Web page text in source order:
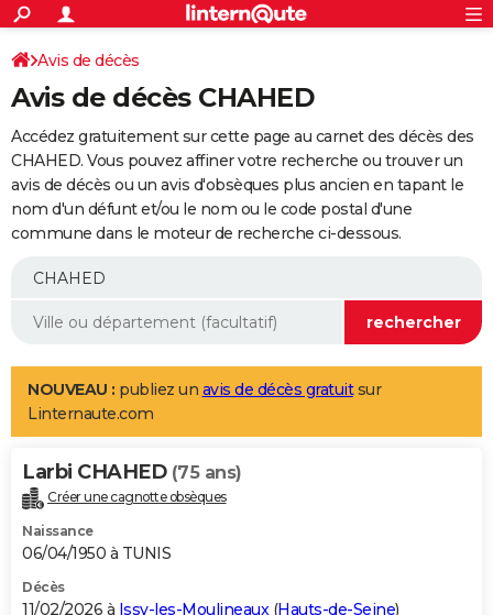
ACTUALITÉS
Politique
Société
Faits Divers
Education
Monde
Villes
+
SPORT
Coupe du monde 2026
Football
Tennis
Cyclisme
Rugby
Forum
Programme TV
TNT
Streaming
Cinéma
Sorties cinéma
Musique
+
FINANCE
Retraite
Epargne
Immobilier
Risques naturels par ville
Banque
Assurance
AUTO
Essais
Réserver un essai
Citadines
Berlines
SUV
Forum auto
+
Mobiles
Meilleur smartphone
Internet
Ordinateurs
Jeux vidéo
Guide high-tech
Aménagement intérieur
LIFESTYLE
Art de vivre
Bien-être
Loisirs
Mode
Modes de vie
Alimentation
Guide de la santé
Maladies
Médicaments
Sommeil
VOYAGE
Destinations
City break
Voyage nature
Voyage de noces
Forum
Climat
+PHOTO
GUIDES D'ACHAT
BONS PLANS
Avis de décès
Avis de décès CHAHED
Accédez gratuitement sur cette page au carnet des décès des
CHAHED. Vous pouvez affiner votre recherche ou trouver un
avis de décès ou un avis d'obsèques plus ancien en tapant le
nom d'un défunt et/ou le nom ou le code postal d'une
commune dans le moteur de recherche ci-dessous.
NOUVEAU : publiez un avis de décès gratuitsur
Linternaute.com
Larbi CHAHED (75 ans)
Créer une cagnotte obsèques
Naissance
06/04/1950 à TUNIS
Décès
11/02/2026 à Issy-les-Moulineaux(Hauts-de-Seine)